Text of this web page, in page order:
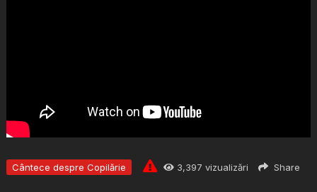
Cântece despre Copilărie 3,397 vizualizări Share